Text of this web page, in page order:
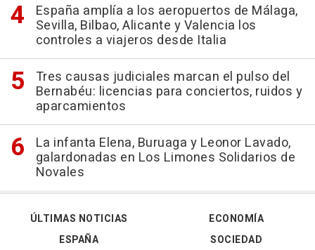
España amplía a los aeropuertos de Málaga,
Sevilla, Bilbao, Alicante y Valencia los
controles a viajeros desde Italia
Tres causas judiciales marcan el pulso del
Bernabéu: licencias para conciertos, ruidos y
aparcamientos
La infanta Elena, Buruaga y Leonor Lavado,
galardonadas en Los Limones Solidarios de
Novales
ÚLTIMAS NOTICIAS
ESPAÑA
ECONOMÍA
SOCIEDAD